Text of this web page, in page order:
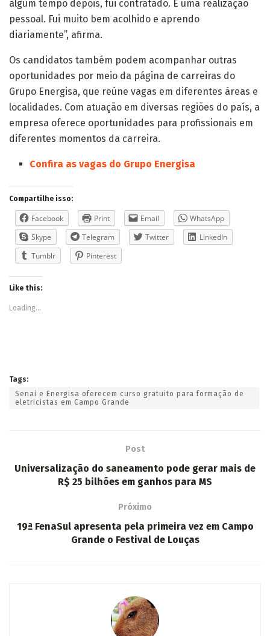
algum tempo depois, fui contratado. É uma realização
pessoal. Fui muito bem acolhido e aprendo
diariamente”, afirma.
Os candidatos também podem acompanhar outras
oportunidades por meio da página de carreiras do
Grupo Energisa, que reúne vagas em diferentes áreas e
localidades. Com atuação em diversas regiões do país, a
empresa oferece oportunidades para profissionais em
diferentes momentos da carreira.
Confira as vagas do Grupo Energisa
Compartilhe isso:
Facebook Print Email
WhatsApp
Skype
Telegram Twitter
LinkedIn
Tumblr
Pinterest
Like this:
Loading...
Tags:
Senai e Energisa oferecem curso gratuito para formação de
eletricistas em Campo Grande
Post
Universalização do saneamento pode gerar mais de
R$ 25 bilhões em ganhos para MS
Próximo
19ª FenaSul apresenta pela primeira vez em Campo
Grande o Festival de Louças